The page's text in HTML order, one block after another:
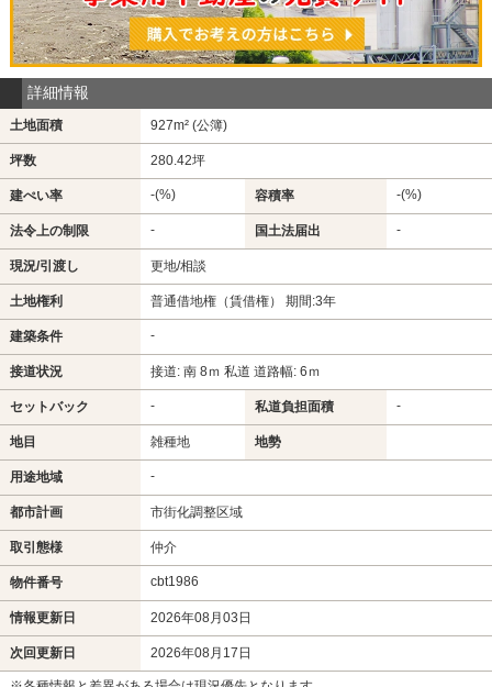
詳細情報
土地面積 927m² (公簿)
坪数 280.42坪
建ぺい率 -(%) 容積率 -(%)
法令上の制限 - 国土法届出 -
現況/引渡し 更地/相談
土地権利 普通借地権（賃借権） 期間:3年
建築条件 -
接道状況 接道: 南 8ｍ 私道 道路幅: 6ｍ
セットバック - 私道負担面積 -
地目 雑種地 地勢
用途地域 -
都市計画 市街化調整区域
取引態様 仲介
物件番号 cbt1986
情報更新日 2026年08月03日
次回更新日 2026年08月17日